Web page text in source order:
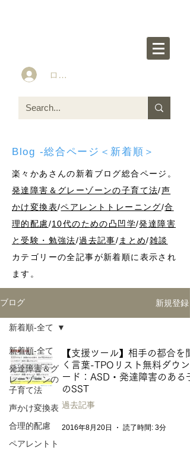
ログイン
Blog -総合ページ＜新着順＞
楽々かあさんの新着ブログ総合ページ。
発達障害＆グレーゾーンの子育て法/声
かけ変換表/ペアレントトレーニング/合
理的配慮/10代のための凸凹学/発達障害
と受験・勉強法/過去記事/ まとめ/雑談
カテゴリーの全記事が新着順に表示され
ます。
ブログ 新規登録
新着順-全て
発達障害＆グ
レーゾーンの
子育て法
声かけ変換表
合理的配慮
ペアレントト
新着順-全て
【支援ツール】相手の都合を聞
く言葉-TPOリスト無料ダウン
ード：ASD・発達障害のある子
のSST
過去記事
2016年8月20日 読了時間: 3分